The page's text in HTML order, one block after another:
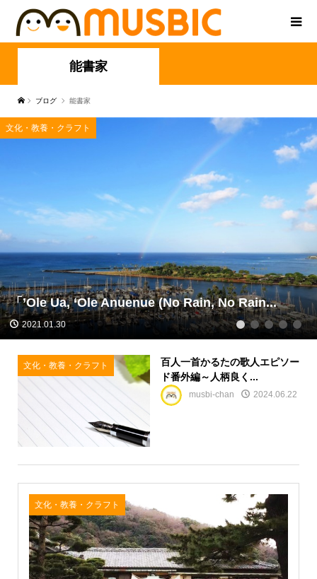
能書家
ブログ 能書家
文化・教養・クラフト
「’Ole Ua, ‘Ole Anuenue (No Rain, No Rain...
2021.01.30 1 2 3 4 5
文化・教養・クラフト
百人一首かるたの歌人エピソー
ド番外編～人柄良く...
musbi-chan 2024.06.22
文化・教養・クラフト